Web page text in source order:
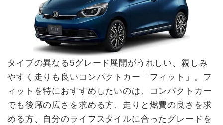
タイプの異なる5グレード展開がうれしい、親しみ
やすく走りも良いコンパクトカー「フィット」。フ
ィットを特におすすめしたいのは、コンパクトカー
でも後席の広さを求める方、走りと燃費の良さを求
める方、自分のライフスタイルに合ったグレードを